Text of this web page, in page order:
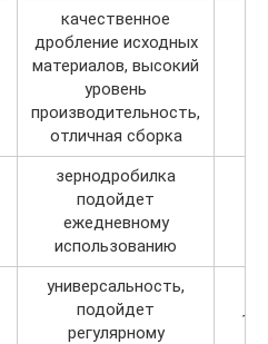
качественное
дробление исходных
материалов, высокий
уровень
производительность,
отличная сборка
зернодробилка
подойдет
ежедневному
использованию
универсальность,
подойдет
регулярному